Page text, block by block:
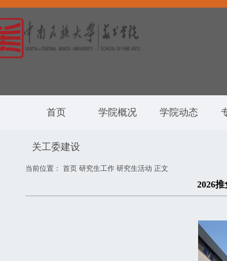
首页 学院概况 学院动态
关工委建设
当前位置： 首页 研究生工作 研究生活动 正文
2026